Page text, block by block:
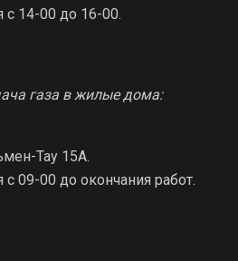
с 14-00 до 16-00.
газа в жилые дома:
Тау 15А.
09-00 до окончания работ.